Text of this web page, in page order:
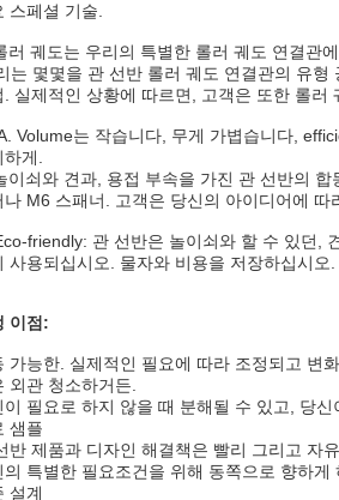
스페셜 기술.
러 궤도는 우리의 특별한 롤러 궤도 연결관
는 몇몇을 관 선반 롤러 궤도 연결관의 유
. 실제적인 상황에 따르면, 고객은 또한 롤러
Volume는 작습니다, 무게 가볍습니다,
게.
이쇠와 견과, 용접 부속을 가진 관 선반의
나 M6 스패너. 고객은 당신의 아이디어에 따
friendly: 관 선반은 놀이쇠와 할 수 있던,
사용되십시오. 물자와 비용을 저장하십시오.
이점:
가능한. 실제적인 필요에 따라 조정되고 변
외관 청소하거든.
이 필요로 하지 않을 때 분해될 수 있고, 당신
샘플
반 제품과 디자인 해결책은 빨리 그리고 자
의 특별한 필요조건을 위해 동쪽으로 향하게
설계